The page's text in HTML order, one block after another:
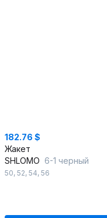
182.76 $
Жакет
SHLOMO 6-1 черный
50, 52, 54, 56